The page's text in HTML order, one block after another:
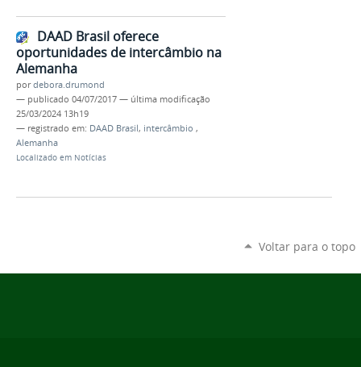
DAAD Brasil oferece
oportunidades de intercâmbio na
Alemanha
pordebora.drumond
— publicado 04/07/2017 — última modificação
25/03/2024 13h19
— registrado em: DAAD Brasil, intercâmbio ,
Alemanha
Localizado em Notícias
Voltar para o topo